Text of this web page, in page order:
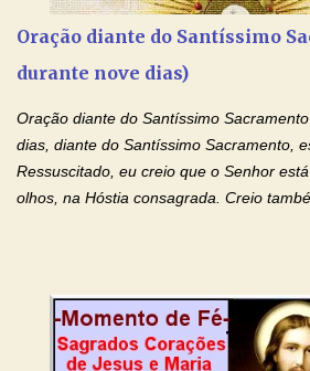
se encontram encarcerados em um
droga. Senhor, Pai Poderoso e cheio de
drogas, c...
Oração diante do Santíssimo
durante nove dias)
Oração diante do Santíssimo
dias, diante do Santíssimo Sacramento,
Ressuscitado, eu creio que o Senhor
olhos, na Hóstia consagrada. Creio
creio, Jesus, e clamo que este Sangue
sobre mim e sobre todos os meus
Jesus, que, pelo poder libertador e